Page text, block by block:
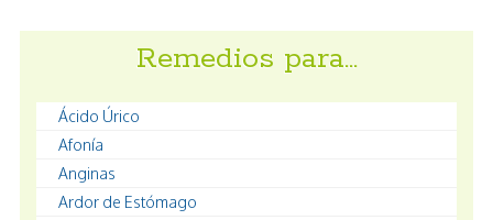
Remedios para…
Ácido Úrico
Afonía
Anginas
Ardor de Estómago